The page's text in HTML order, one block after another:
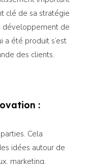
clé de sa stratégie
développement de
a été produit s’est
des clients.
:
Cela
idées autour de
marketing,